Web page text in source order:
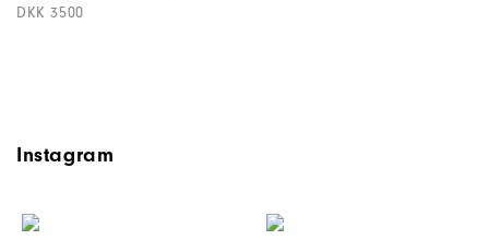
DKK 3500
Instagram